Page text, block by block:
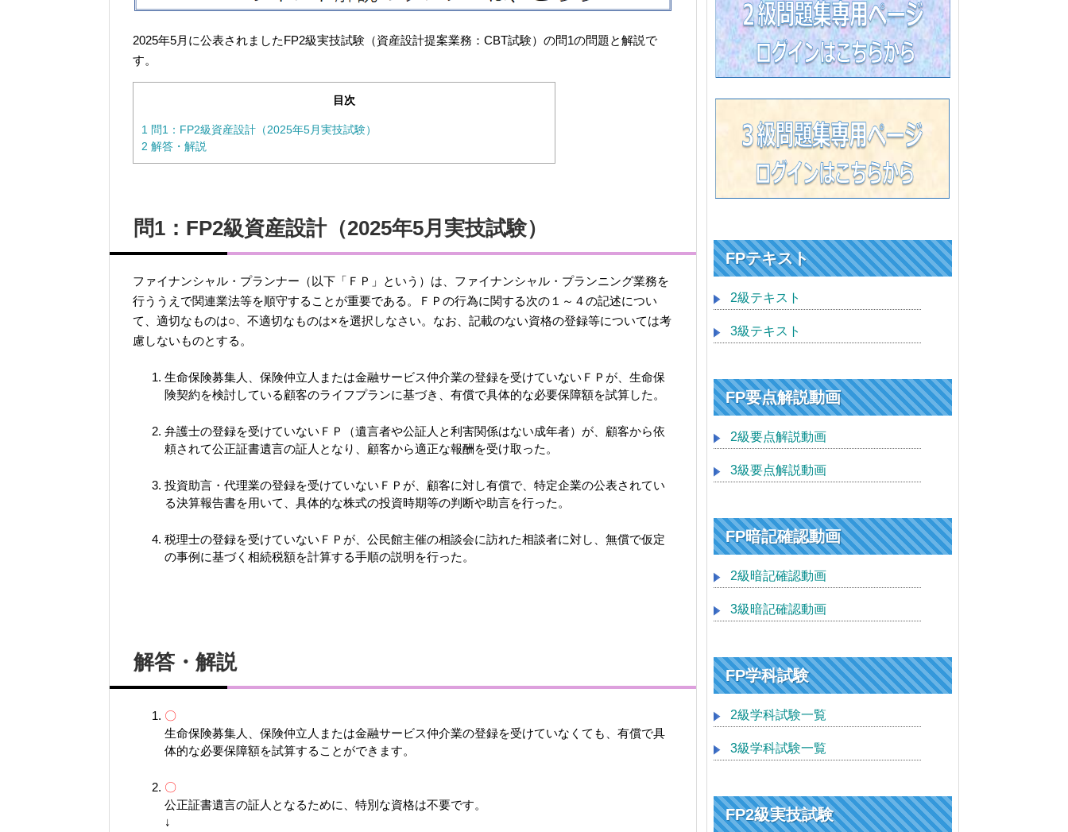
2025年5月に公表されましたFP2級実技試験（資産設計提案業務：CBT試験）の問1の問題と解説で
す。
目次
1 問1：FP2級資産設計（2025年5月実技試験）
2 解答・解説
問1：FP2級資産設計（2025年5月実技試験）
ファイナンシャル・プランナー（以下「ＦＰ」という）は、ファイナンシャル・プランニング業務を
行ううえで関連業法等を順守することが重要である。ＦＰの行為に関する次の１～４の記述につい
て、適切なものは○、不適切なものは×を選択しなさい。なお、記載のない資格の登録等については考
慮しないものとする。
生命保険募集人、保険仲立人または金融サービス仲介業の登録を受けていないＦＰが、生命保
険契約を検討している顧客のライフプランに基づき、有償で具体的な必要保障額を試算した。
弁護士の登録を受けていないＦＰ（遺言者や公証人と利害関係はない成年者）が、顧客から依
頼されて公正証書遺言の証人となり、顧客から適正な報酬を受け取った。
投資助言・代理業の登録を受けていないＦＰが、顧客に対し有償で、特定企業の公表されてい
る決算報告書を用いて、具体的な株式の投資時期等の判断や助言を行った。
税理士の登録を受けていないＦＰが、公民館主催の相談会に訪れた相談者に対し、無償で仮定
の事例に基づく相続税額を計算する手順の説明を行った。
解答・解説
〇
生命保険募集人、保険仲立人または金融サービス仲介業の登録を受けていなくても、有償で具
体的な必要保障額を試算することができます。
〇
公正証書遺言の証人となるために、特別な資格は不要です。
↓
FPテキスト
2級テキスト
3級テキスト
FP要点解説動画
2級要点解説動画
3級要点解説動画
FP暗記確認動画
2級暗記確認動画
3級暗記確認動画
FP学科試験
2級学科試験一覧
3級学科試験一覧
FP2級実技試験